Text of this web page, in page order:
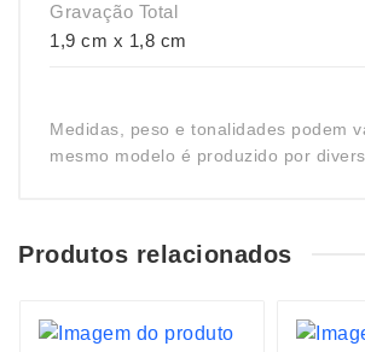
Gravação Total
1,9 cm x 1,8 cm
Medidas, peso e tonalidades podem
mesmo modelo é produzido por
Produtos relacionados